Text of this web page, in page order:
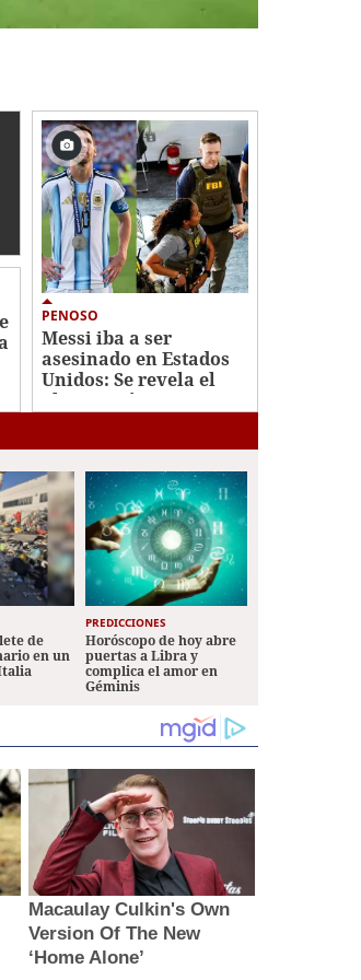
PENOSO
Messi iba a ser
asesinado en Estados
Unidos: Se revela el
plan quirúrgico que
tenían
de
en un
PREDICCIONES
Horóscopo de hoy abre
puertas a Libra y
complica el amor en
Géminis
Macaulay Culkin's Own
Version Of The New
‘Home Alone’